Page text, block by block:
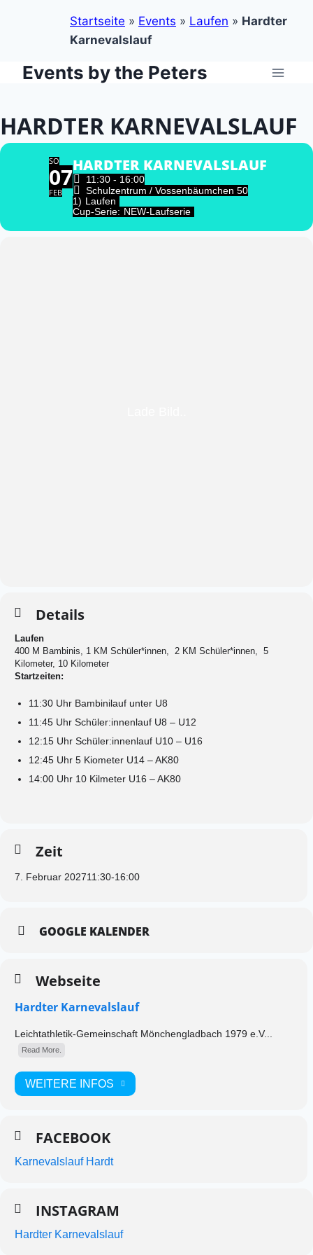
Startseite » Events » Laufen » Hardter
Karnevalslauf
ZumEvents by the Peters
HARDTER KARNEVALSLAUF
SO
07
FEB
HARDTER KARNEVALSLAUF
11:30 - 16:00
Schulzentrum / Vossenbäumchen 50
1) Laufen
Cup-Serie: NEW-Laufserie
Details
Laufen
400 M Bambinis, 1 KM Schüler*innen, 2 KM Schüler*innen, 5
Kilometer, 10 Kilometer
Startzeiten:
11:30 Uhr Bambinilauf unter U8
11:45 Uhr Schüler:innenlauf U8 – U12
12:15 Uhr Schüler:innenlauf U10 – U16
12:45 Uhr 5 Kiometer U14 – AK80
14:00 Uhr 10 Kilmeter U16 – AK80
Zeit
7. Februar 202711:30-16:00
GOOGLE KALENDER
Webseite
Hardter Karnevalslauf
Leichtathletik-Gemeinschaft Mönchengladbach 1979 e.V...
Read More.
WEITERE INFOS
FACEBOOK
Karnevalslauf Hardt
INSTAGRAM
Hardter Karnevalslauf